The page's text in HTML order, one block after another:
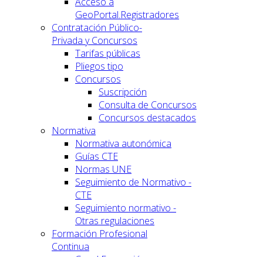
GeoPortal.Registradores
Contratación Público-
Privada y Concursos
Tarifas públicas
Pliegos tipo
Concursos
Suscripción
Consulta de Concursos
Concursos destacados
Normativa
Normativa autonómica
Guías CTE
Normas UNE
Seguimiento de Normativo -
CTE
Seguimiento normativo -
Otras regulaciones
Formación Profesional
Continua